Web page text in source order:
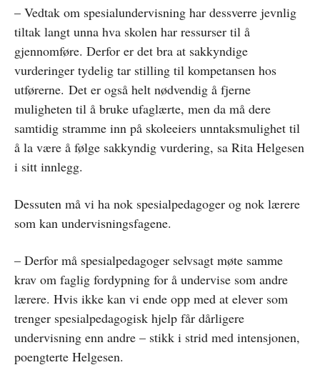
– Vedtak om spesialundervisning har dessverre jevnlig
tiltak langt unna hva skolen har ressurser til å
gjennomføre. Derfor er det bra at sakkyndige
vurderinger tydelig tar stilling til kompetansen hos
utførerne. Det er også helt nødvendig å fjerne
muligheten til å bruke ufaglærte, men da må dere
samtidig stramme inn på skoleeiers unntaksmulighet til
å la være å følge sakkyndig vurdering, sa Rita Helgesen
i sitt innlegg.
Dessuten må vi ha nok spesialpedagoger og nok lærere
som kan undervisningsfagene.
– Derfor må spesialpedagoger selvsagt møte samme
krav om faglig fordypning for å undervise som andre
lærere. Hvis ikke kan vi ende opp med at elever som
trenger spesialpedagogisk hjelp får dårligere
undervisning enn andre – stikk i strid med intensjonen,
poengterte Helgesen.